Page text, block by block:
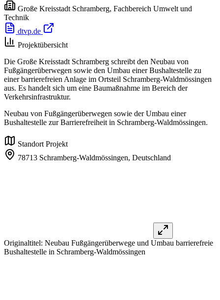
Große Kreisstadt Schramberg, Fachbereich Umwelt und
Technik
dtvp.de
Projektübersicht
Die Große Kreisstadt Schramberg schreibt den Neubau von
Fußgängerüberwegen sowie den Umbau einer Bushaltestelle zu
einer barrierefreien Anlage im Ortsteil Schramberg-Waldmössingen
aus. Es handelt sich um eine Baumaßnahme im Bereich der
Verkehrsinfrastruktur.
Neubau von Fußgängerüberwegen sowie der Umbau einer
Bushaltestelle zur Barrierefreiheit in Schramberg-Waldmössingen.
Standort Projekt
78713 Schramberg-Waldmössingen, Deutschland
Originaltitel: Neubau Fußgängerüberwege und Umbau barrierefreie
Bushaltestelle in Schramberg-Waldmössingen